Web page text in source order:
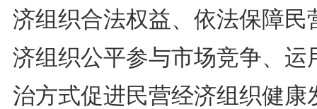
济组织合法权益、依法保障民
济组织公平参与市场竞争、运
治方式促进民营经济组织健康